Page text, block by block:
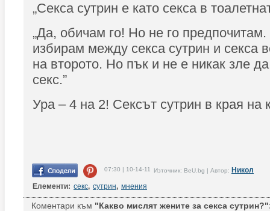
„Секса сутрин е като секса в
„Да, обичам го! Но не го
избирам между секса сутрин и секса
на второто. Но пък и не е никак зле
секс.”
Ура – 4 на 2! Сексът сутрин в края на
07:30 | 10-14-11 Източник: BeU.bg | Автор: Никол
Елементи: секс, сутрин, мнения
Коментари към "Какво мислят жените за секса